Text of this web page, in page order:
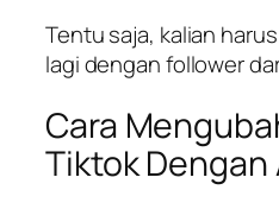
Tentu saja, kalian
lagi dengan follower
Cara
Tiktok Dengan